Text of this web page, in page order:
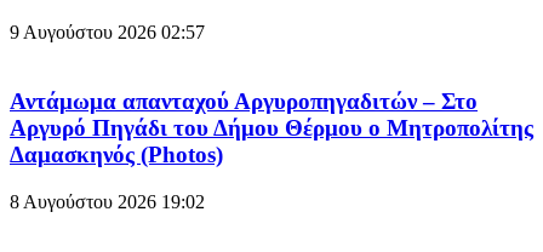
9 Αυγούστου 2026 02:57
Αντάμωμα απανταχού Αργυροπηγαδιτών – Στο
Αργυρό Πηγάδι του Δήμου Θέρμου ο Μητροπολίτης
Δαμασκηνός (Photos)
8 Αυγούστου 2026 19:02